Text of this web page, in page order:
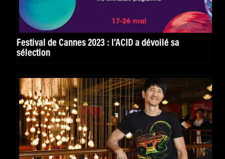
Festival de Cannes 2023 : l’ACID a dévoilé sa
sélection